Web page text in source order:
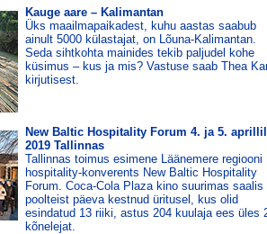
Kauge aare – Kalimantan
Üks maailmapaikadest, kuhu aastas saabub
ainult 5000 külastajat, on Lõuna-Kalimantan.
Seda sihtkohta mainides tekib paljudel kohe
küsimus – kus ja mis? Vastuse saab Thea
kirjutisest.
New Baltic Hospitality Forum 4. ja 5. aprillil
2019 Tallinnas
Tallinnas toimus esimene Läänemere regiooni
hospitality-konverents New Baltic Hospitality
Forum. Coca-Cola Plaza kino suurimas saalis
poolteist päeva kestnud üritusel, kus olid
esindatud 13 riiki, astus 204 kuulaja ees üles
kõnelejat.